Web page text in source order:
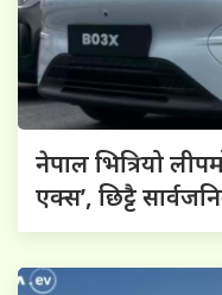
नेपाल भित्रियो
एक्स’, छिट्टै